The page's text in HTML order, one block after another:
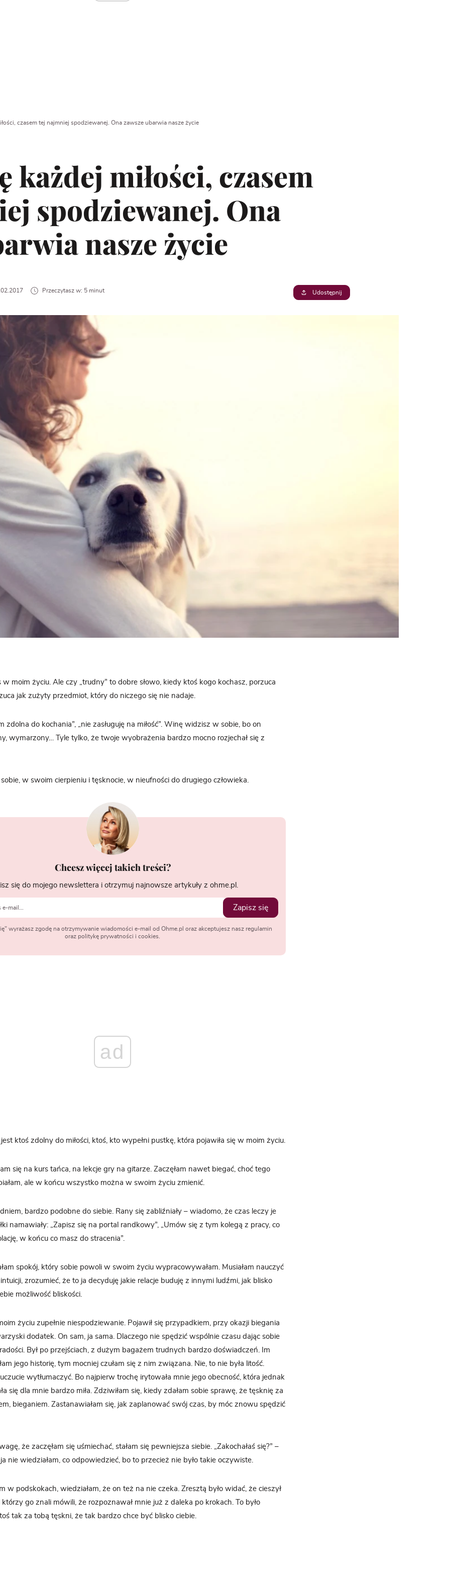
czasem tej najmniej spodziewanej. Ona zawsze ubarwia nasze życie
każdej miłości, czasem
spodziewanej. Ona
nasze życie
Przeczytasz w: 5 minut Udostępnij
w moim życiu. Ale czy „trudny” to dobre słowo, kiedy ktoś kogo kochasz, porzuca
jak zużyty przedmiot, który do niczego się nie nadaje.
zdolna do kochania”, „nie zasługuję na miłość”. Winę widzisz w sobie, bo on
wymarzony… Tyle tylko, że twoje wyobrażenia bardzo mocno rozjechał się z
w swoim cierpieniu i tęsknocie, w nieufności do drugiego człowieka.
Chcesz więcej takich treści?
się do mojego newslettera i otrzymuj najnowsze artykuły z ohme.pl.
Zapisz się
wyrażasz zgodę na otrzymywanie wiadomości e-mail od Ohme.pl oraz akceptujesz nasz regulamin
oraz politykę prywatności i cookies.
ad
ktoś zdolny do miłości, ktoś, kto wypełni pustkę, która pojawiła się w moim życiu.
się na kurs tańca, na lekcje gry na gitarze. Zaczęłam nawet biegać, choć tego
ale w końcu wszystko można w swoim życiu zmienić.
dniem, bardzo podobne do siebie. Rany się zabliźniały – wiadomo, że czas leczy je
namawiały: „Zapisz się na portal randkowy”, „Umów się z tym kolegą z pracy, co
w końcu co masz do stracenia”.
spokój, który sobie powoli w swoim życiu wypracowywałam. Musiałam nauczyć
intuicji, zrozumieć, że to ja decyduję jakie relacje buduję z innymi ludźmi, jak blisko
możliwość bliskości.
życiu zupełnie niespodziewanie. Pojawił się przypadkiem, przy okazji biegania
dodatek. On sam, ja sama. Dlaczego nie spędzić wspólnie czasu dając sobie
Był po przejściach, z dużym bagażem trudnych bardzo doświadczeń. Im
jego historię, tym mocniej czułam się z nim związana. Nie, to nie była litość.
uczucie wytłumaczyć. Bo najpierw trochę irytowała mnie jego obecność, która jednak
się dla mnie bardzo miła. Zdziwiłam się, kiedy zdałam sobie sprawę, że tęsknię za
bieganiem. Zastanawiałam się, jak zaplanować swój czas, by móc znowu spędzić
że zaczęłam się uśmiechać, stałam się pewniejsza siebie. „Zakochałaś się?” –
nie wiedziałam, co odpowiedzieć, bo to przecież nie było takie oczywiste.
w podskokach, wiedziałam, że on też na nie czeka. Zresztą było widać, że cieszył
którzy go znali mówili, że rozpoznawał mnie już z daleka po krokach. To było
tak za tobą tęskni, że tak bardzo chce być blisko ciebie.